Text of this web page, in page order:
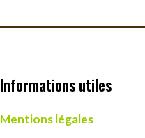
Informations utiles
Mentions légales